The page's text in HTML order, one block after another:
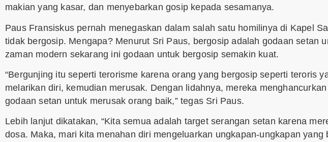
makian yang kasar, dan menyebarkan gosip kepada sesamanya.
Paus Fransiskus pernah menegaskan dalam salah satu homilinya di Kapel
tidak bergosip. Mengapa? Menurut Sri Paus, bergosip adalah godaan setan
zaman modern sekarang ini godaan untuk bergosip semakin kuat.
“Bergunjing itu seperti terorisme karena orang yang bergosip seperti teroris
melarikan diri, kemudian merusak. Dengan lidahnya, mereka
godaan setan untuk merusak orang baik,” tegas Sri Paus.
Lebih lanjut dikatakan, “Kita semua adalah target serangan setan karena
dosa. Maka, mari kita menahan diri mengeluarkan ungkapan-ungkapan yang